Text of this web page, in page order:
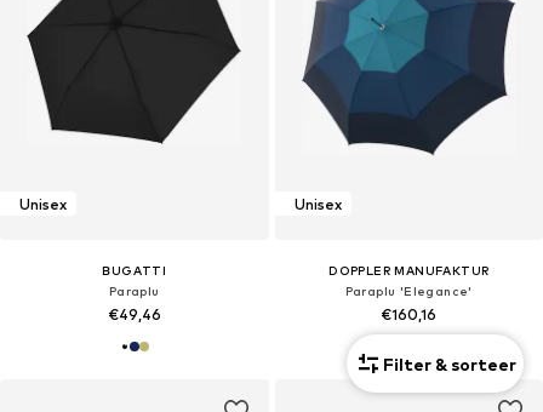
Unisex
BUGATTI
Paraplu
€49,46
Unisex
DOPPLER MANUFAKTUR
Paraplu 'Elegance'
€160,16
Filter & sorteer